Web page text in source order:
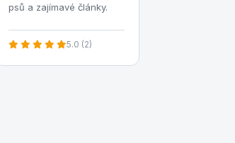
psů a zajímavé články.
5.0 (2)